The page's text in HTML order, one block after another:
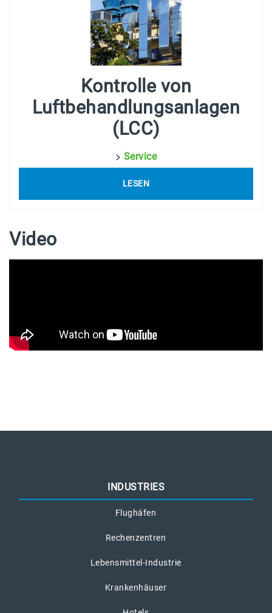
Kontrolle von
Luftbehandlungsanlagen
(LCC)
> Service
LESEN
Video
INDUSTRIES
Flughäfen
Rechenzentren
Lebensmittel-Industrie
Krankenhäuser